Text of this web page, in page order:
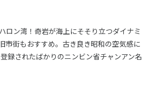
ロン湾！奇岩が海上にそそり立つダイナミ
市街もおすすめ。古き良き昭和の空気感に
録されたばかりのニンビン省チャンアン名